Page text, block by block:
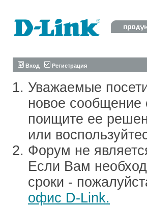
Вход Регистрация
Уважаемые
новое сообщение
поищите ее
или
Форум не
Если Вам
сроки -
офис D-Link.